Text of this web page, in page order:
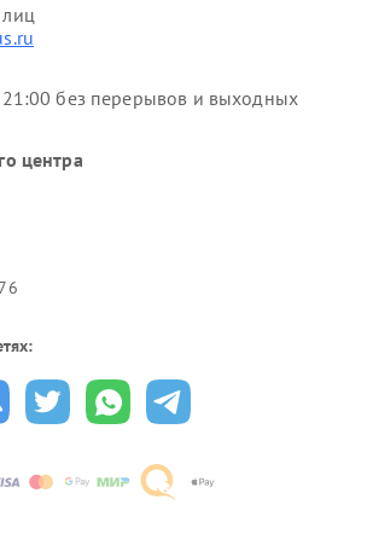
без перерывов и выходных
центра